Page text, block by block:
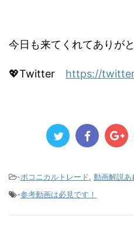
今日も来てくれてありが
💖Twitter https://
-ポコニカルトレード, 動画解説あ
-参考動画は必見です！